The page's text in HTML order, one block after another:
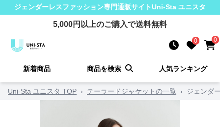
ジェンダーレスファッション専門通販サイトUni-Sta ユニスタ
5,000円以上のご購入で送料無料
0 0
新着商品 商品を検索 人気ランキング
Uni-Sta ユニスタ TOP › テーラードジャケットの一覧 › ジェンダ